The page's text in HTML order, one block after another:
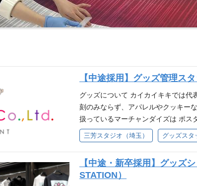
【中途採用】グッズ管理ス
グッズについて カイカイキキでは代
刻のみならず、アパレルやクッキー
扱っているマーチャンダイズは ポス
貨など多岐に渡り、 村上隆オフィシ
「Zingaro」の希少商品の取り扱いを
寧な仕事で世界中にお届けする大切
勢が評価してもらえる環境です。 業
ータ作成・ 商品管理・ 在庫管理 ・
三芳スタジオ（埼玉） グッズスタ
【中途・新卒採用】グッズ
STATION）